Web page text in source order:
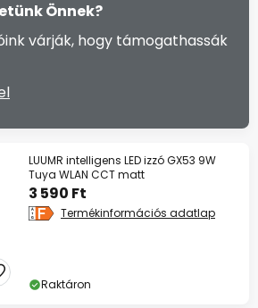
Önnek?
várják, hogy támogathassák
LUUMR intelligens LED izzó GX53 9W
Tuya WLAN CCT matt
3 590 Ft
Termékinformációs adatlap
Raktáron